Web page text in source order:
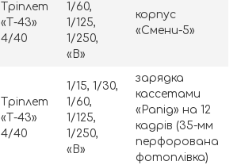
Тріплет
«Т-43»
4/40
1/60,
1/125,
1/250,
«В»
корпус
«Смени-5»
Тріплет
«Т-43»
4/40
1/15, 1/30,
1/60,
1/125,
1/250,
«В»
зарядка
кассетами
«Рапід» на 12
кадрів (35-мм
перфорована
фотоплівка)